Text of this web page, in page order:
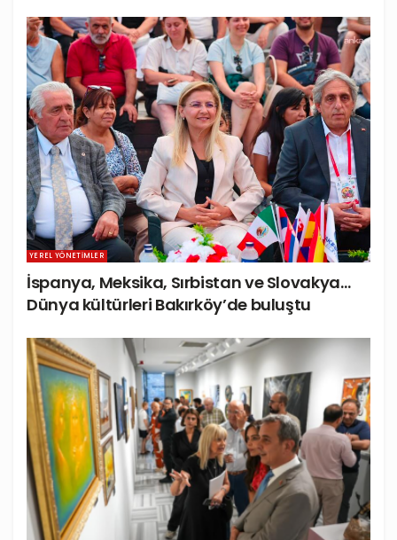
YEREL YÖNETIMLER
İspanya, Meksika, Sırbistan ve Slovakya…
Dünya kültürleri Bakırköy’de buluştu